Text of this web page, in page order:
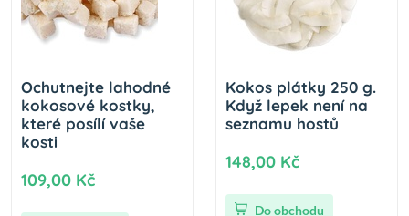
Ochutnejte lahodné
kokosové kostky,
které posílí vaše
kosti
109,00 Kč
Kokos plátky 250 g.
Když lepek není na
seznamu hostů
148,00 Kč
Do obchodu